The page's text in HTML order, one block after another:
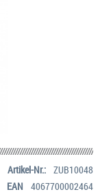
Artikel-Nr.: ZUB10048
EAN
4067700002464